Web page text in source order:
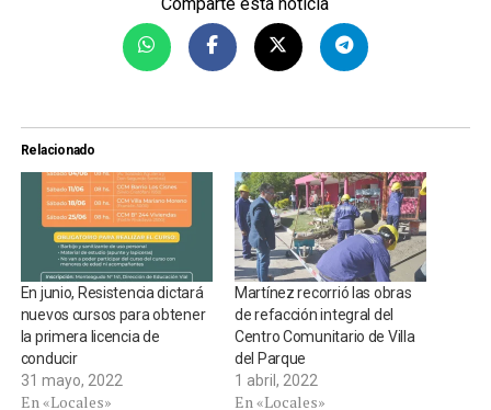
Relacionado
En junio, Resistencia dictará
nuevos cursos para obtener
la primera licencia de
conducir
31 mayo, 2022
En «Locales»
Martínez recorrió las obras
de refacción integral del
Centro Comunitario de Villa
del Parque
1 abril, 2022
En «Locales»